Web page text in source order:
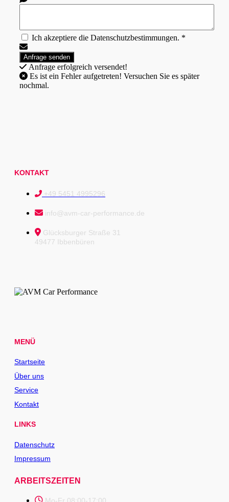
Ich akzeptiere die Datenschutzbestimmungen. *
Anfrage erfolgreich versendet!
nochmal.
KONTAKT
+49 5451 4995296
info@avm-car-performance.de
Glücksburger Straße 31
49477 Ibbenbüren
MENÜ
Startseite
Über uns
Service
Kontakt
LINKS
Datenschutz
Impressum
ARBEITSZEITEN
Mo-Fr 08:00-17:00